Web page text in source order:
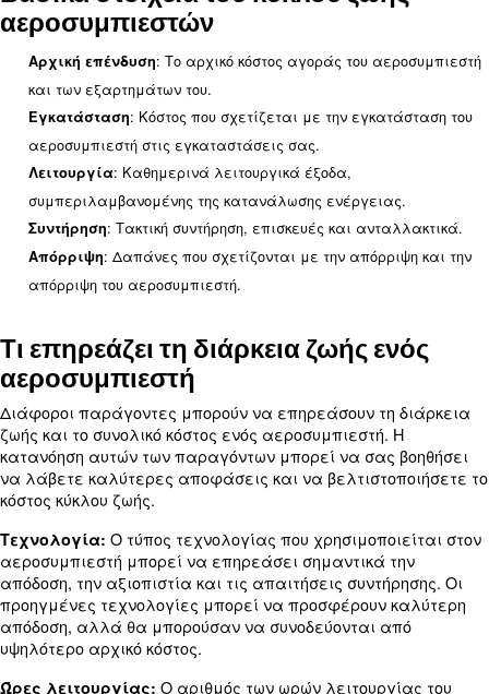
Ο κύκλος ζωής ενός αεροσυμπιεστή
το χρονικό διάστημα από την αρχική αγορά
απόρριψη. Αυτός ο κύκλος ζωής μπορεί να
διάφορα στάδια, συμπεριλαμβανομένης της
εγκατάστασης, της λειτουργίας, της συντήρησης
απόρριψης. Κάθε στάδιο έχει το αντίστοιχο
ζητήματα, τα οποία συνεισφέρουν συλλογικά
κόστος ιδιοκτησίας (TCO) ή στο κόστος κύκλου
Βασικά στοιχεία του κύκλου
Αρχική επένδυση
και των εξαρτημάτων του.
Εγκατάσταση: Κόστος που σχετίζεται με την
αεροσυμπιεστή στις εγκαταστάσεις σας.
Λειτουργία: Καθημερινά λειτουργικά έξοδα,
συμπεριλαμβανομένης της κατανάλωσης
Συντήρηση: Τακτική συντήρηση, επισκευές και
Απόρριψη: Δαπάνες που σχετίζονται με την
απόρριψη του αεροσυμπιεστή.